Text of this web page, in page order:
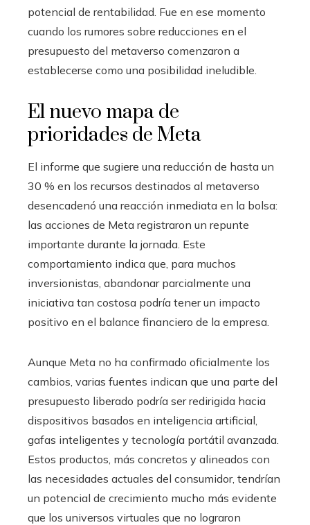
potencial de rentabilidad. Fue en ese momento
cuando los rumores sobre reducciones en el
presupuesto del metaverso comenzaron a
establecerse como una posibilidad ineludible.
El nuevo mapa de
prioridades de Meta
El informe que sugiere una reducción de hasta un
30 % en los recursos destinados al metaverso
desencadenó una reacción inmediata en la bolsa:
las acciones de Meta registraron un repunte
importante durante la jornada. Este
comportamiento indica que, para muchos
inversionistas, abandonar parcialmente una
iniciativa tan costosa podría tener un impacto
positivo en el balance financiero de la empresa.
Aunque Meta no ha confirmado oficialmente los
cambios, varias fuentes indican que una parte del
presupuesto liberado podría ser redirigida hacia
dispositivos basados en inteligencia artificial,
gafas inteligentes y tecnología portátil avanzada.
Estos productos, más concretos y alineados con
las necesidades actuales del consumidor, tendrían
un potencial de crecimiento mucho más evidente
que los universos virtuales que no lograron